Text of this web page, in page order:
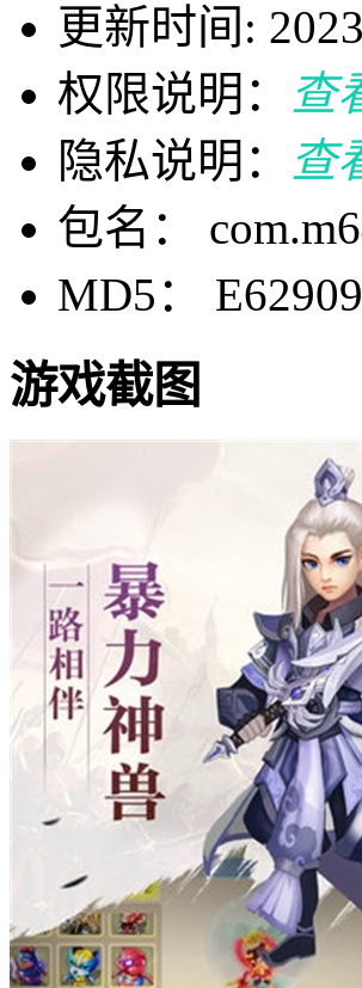
更新时间:
权限说明：
查
隐私说明：
查
包名：
MD5：
游戏截图